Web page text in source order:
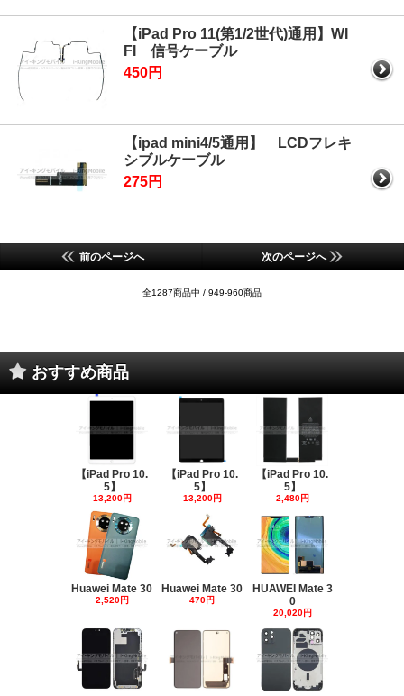
【iPad Pro 11(第1/2世代)通用】WI
FI 信号ケーブル
450円
【ipad mini4/5通用】 LCDフレキ
シブルケーブル
275円
前のページへ 次のページへ
全1287商品中 / 949-960商品
おすすめ商品
【iPad Pro 10.
5】
13,200円
【iPad Pro 10.
5】
13,200円
【iPad Pro 10.
5】
2,480円
Huawei Mate 30
2,520円
Huawei Mate 30
470円
HUAWEI Mate 3
0
20,020円